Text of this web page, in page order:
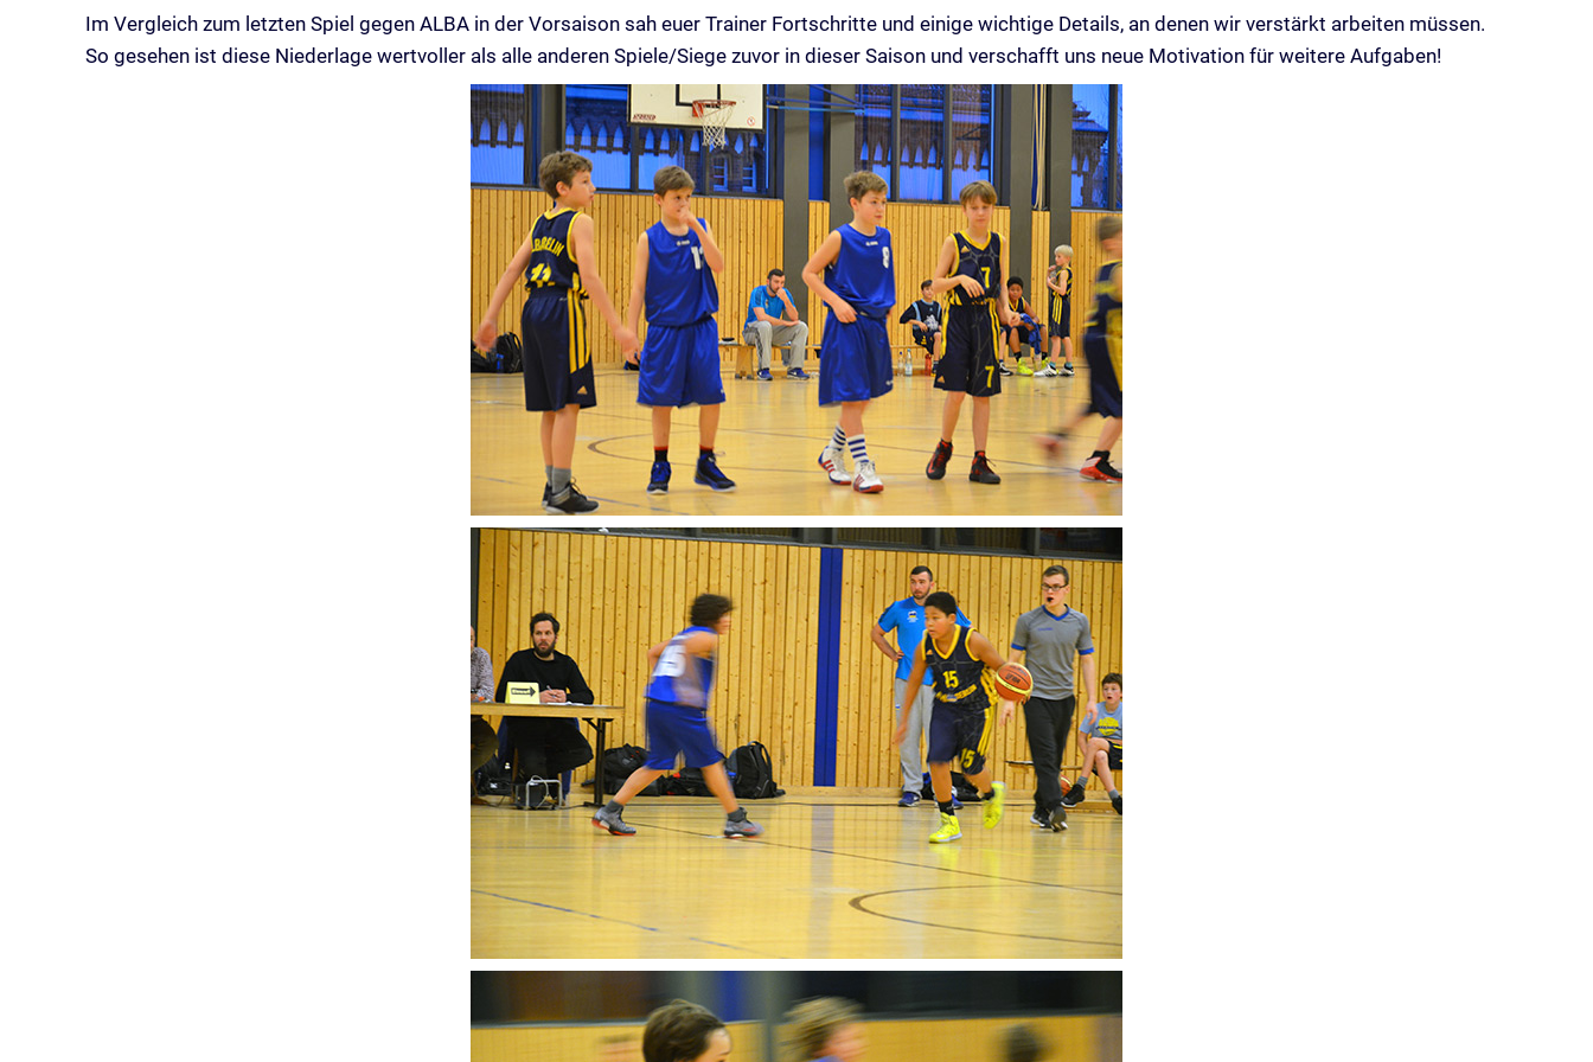
Im Vergleich zum letzten Spiel gegen ALBA in der Vorsaison sah euer Trainer Fortschritte und einige wichtige Details, an denen wir verstärkt arbeiten müssen.
So gesehen ist diese Niederlage wertvoller als alle anderen Spiele/Siege zuvor in dieser Saison und verschafft uns neue Motivation für weitere Aufgaben!